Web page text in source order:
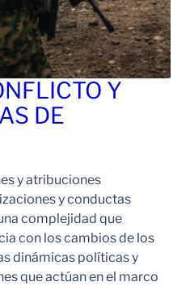
Y
DE
y atribuciones
y conductas
complejidad que
con los cambios de los
dinámicas políticas y
que actúan en el marco